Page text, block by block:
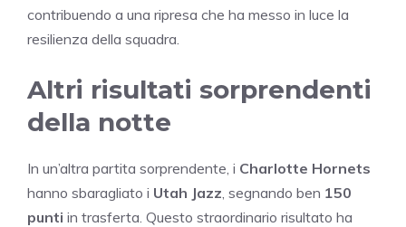
contribuendo a una ripresa che ha messo in luce la
resilienza della squadra.
Altri risultati sorprendenti
della notte
In un’altra partita sorprendente, i Charlotte Hornets
hanno sbaragliato i Utah Jazz , segnando ben 150
punti in trasferta. Questo straordinario risultato ha